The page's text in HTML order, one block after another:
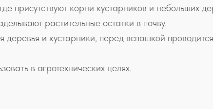
присутствуют корни кустарников и небольших
растительные остатки в почву.
деревья и кустарники, перед вспашкой
в агротехнических целях.